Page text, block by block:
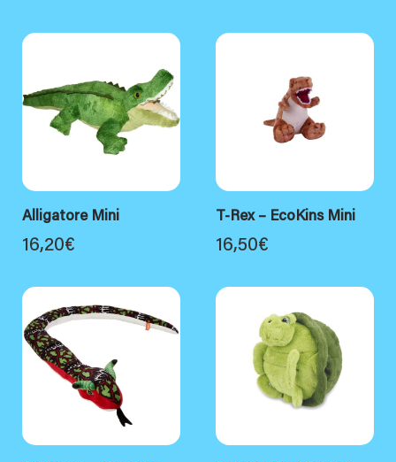
Alligatore Mini
16,20€
T-Rex – EcoKins Mini
16,50€